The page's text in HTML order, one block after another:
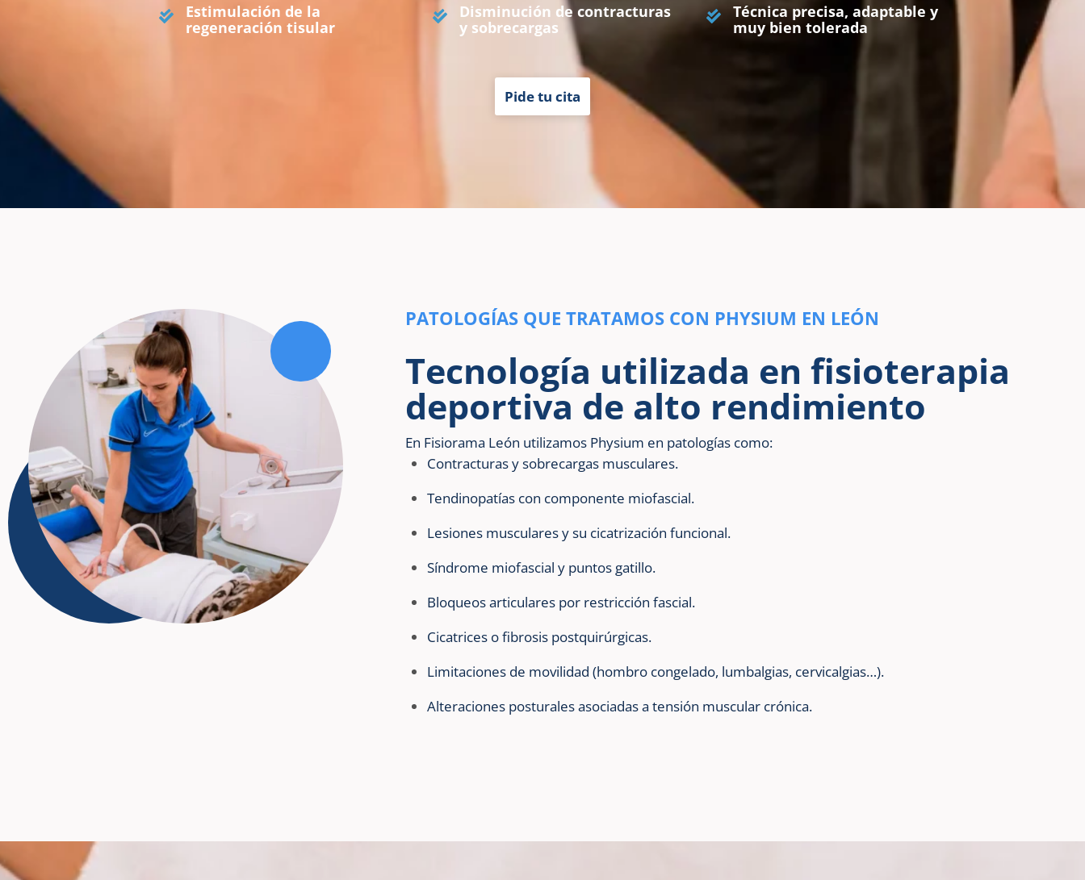
Estimulación de la
regeneración tisular
Disminución de contracturas
y sobrecargas
Técnica precisa, adaptable y
muy bien tolerada
Pide tu cita
PATOLOGÍAS QUE TRATAMOS CON PHYSIUM EN LEÓN
Tecnología utilizada en fisioterapia
deportiva de alto rendimiento
En Fisiorama León utilizamos Physium en patologías como:
Contracturas y sobrecargas musculares.
Tendinopatías con componente miofascial.
Lesiones musculares y su cicatrización funcional.
Síndrome miofascial y puntos gatillo.
Bloqueos articulares por restricción fascial.
Cicatrices o fibrosis postquirúrgicas.
Limitaciones de movilidad (hombro congelado, lumbalgias, cervicalgias…).
Alteraciones posturales asociadas a tensión muscular crónica.